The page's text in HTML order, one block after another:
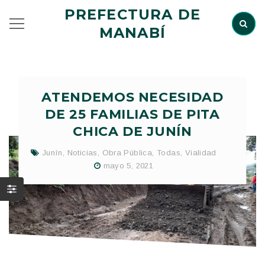
PREFECTURA DE
MANABÍ
ATENDEMOS NECESIDAD
DE 25 FAMILIAS DE PITA
CHICA DE JUNÍN
Junín Noticias Obra Pública Todas Vialidad
mayo 5, 2021